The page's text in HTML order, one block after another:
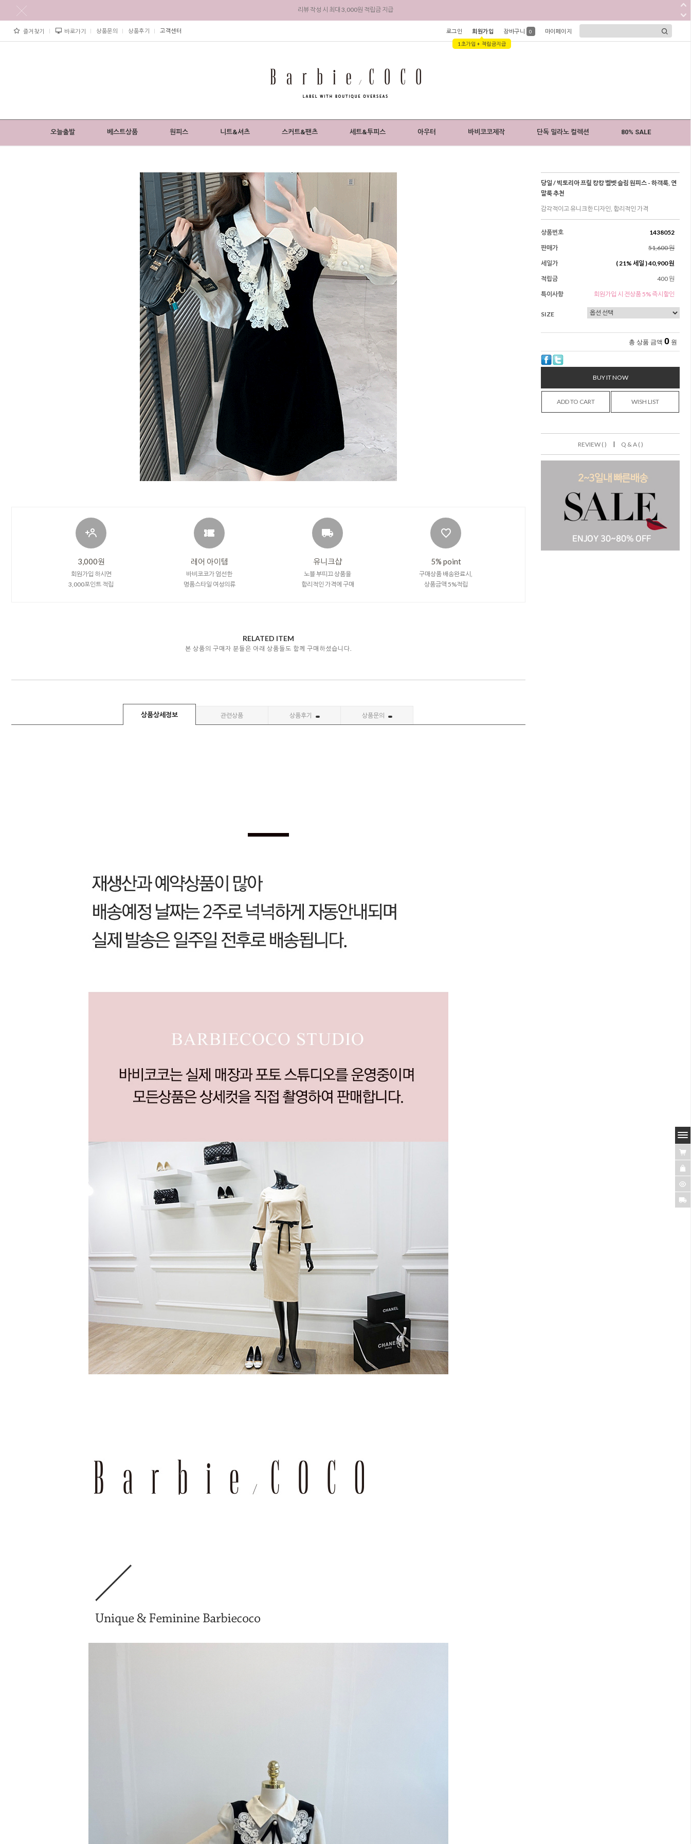
회원 가입 시 전상품 5% 즉시 할인 + 3,000원 적립금 지급
즐겨찾기 바로가기 상품문의 상품후기 고객센터 로그인 회원가입
1초가입 + 적립금지급
장바구니 0 마이페이지
오늘출발 베스트상품 원피스 니트&셔츠 스커트&팬츠 세트&투피스 아우터 바비코코제작 단독 밀라노 컬렉션 80% SALE
3,000원
회원가입 하시면
3,000포인트 적립
레어 아이템
바비코코가 엄선한
명품스타일 여성의류
유니크샵
노블 부띠끄 상품을
합리적인 가격에 구매
5% point
구매상품 배송완료시,
상품금액 5%적립
RELATED ITEM
본 상품의 구매자 분들은 아래 상품들도 함께 구매하셨습니다.
상품상세정보 관련상품 상품후기 상품문의
당일 / 빅토리아 프릴 캉캉 벨벳 슬림 원피스 - 하객룩, 연
말룩 추천
감각적이고 유니크한 디자인, 합리적인 가격
상품번호
1438052
판매가
51,600 원
세일가
(21% 세일 )40,900 원
적립금
400 원
특이사항
회원가입 시 전상품 5% 즉시할인
SIZE
총 상품 금액 0 원
BUY IT NOW
ADD TO CART WISH LIST
REVIEW ( ) | Q & A ( )